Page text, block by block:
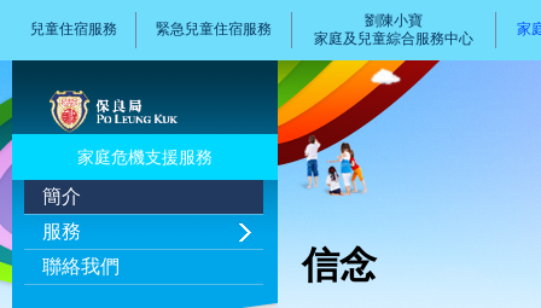
兒童住宿服務 緊急兒童住宿服務
劉陳小寶
家庭及兒童綜合服務中心
家
家庭危機支援服務
簡介
服務
聯絡我們
信念